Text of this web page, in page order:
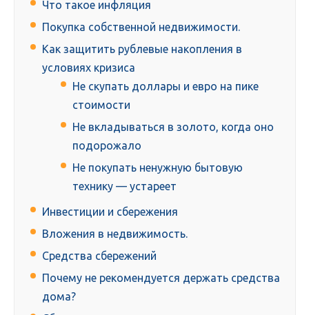
Что такое инфляция
Покупка собственной недвижимости.
Как защитить рублевые накопления в
условиях кризиса
Не скупать доллары и евро на пике
стоимости
Не вкладываться в золото, когда оно
подорожало
Не покупать ненужную бытовую
технику — устареет
Инвестиции и сбережения
Вложения в недвижимость.
Средства сбережений
Почему не рекомендуется держать средства
дома?